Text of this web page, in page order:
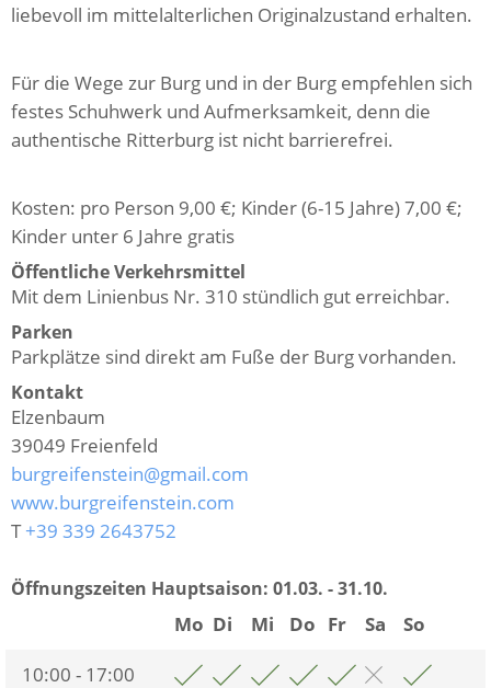
liebevoll im mittelalterlichen Originalzustand erhalten.
Für die Wege zur Burg und in der Burg empfehlen sich
festes Schuhwerk und Aufmerksamkeit, denn die
authentische Ritterburg ist nicht barrierefrei.
Kosten: pro Person 9,00 €; Kinder (6-15 Jahre) 7,00 €;
Kinder unter 6 Jahre gratis
Öffentliche Verkehrsmittel
Mit dem Linienbus Nr. 310 stündlich gut erreichbar.
Parken
Parkplätze sind direkt am Fuße der Burg vorhanden.
Kontakt
Elzenbaum
39049 Freienfeld
burgreifenstein@gmail.com
www.burgreifenstein.com
T+39 339 2643752
Öffnungszeiten Hauptsaison: 01.03. - 31.10.
Mo Di Mi Do Fr Sa
So
10:00 - 17:00